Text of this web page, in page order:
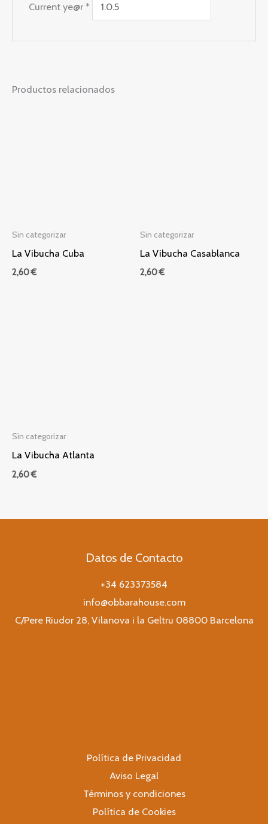
Current ye@r*
Productos relacionados
Sin categorizar
La Vibucha Cuba
2,60€
Sin categorizar
La Vibucha Casablanca
2,60€
Sin categorizar
La Vibucha Atlanta
2,60€
Datos de Contacto
+34 623373584
info@obbarahouse.com
C/Pere Riudor 28, Vilanova i la Geltru 08800 Barcelona
Política de Privacidad
Aviso Legal
Términos y condiciones
Política de Cookies